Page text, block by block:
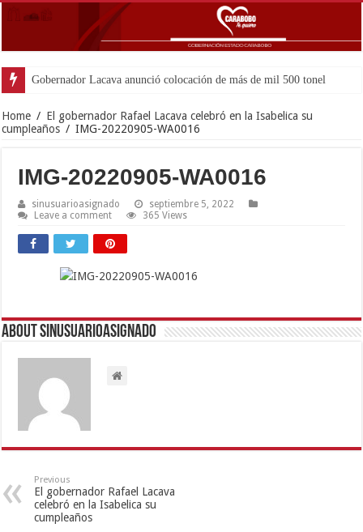
Home / El gobernador Rafael Lacava celebró en la Isabelica su
cumpleaños / IMG-20220905-WA0016
IMG-20220905-WA0016
sinusuarioasignado
septiembre 5, 2022
Leave a comment
365 Views
About sinusuarioasignado
Previous
El gobernador Rafael Lacava
celebró en la Isabelica su
cumpleaños